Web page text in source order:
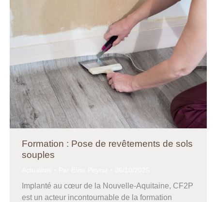
Formation : Pose de revêtements de sols
souples
Implanté au cœur de la Nouvelle-Aquitaine, CF2P
est un acteur incontournable de la formation